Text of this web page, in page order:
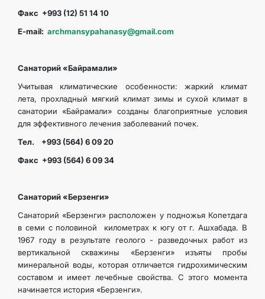
Факс +993 (12) 51 14 10
E-mail: archmansypahanasy@gmail.com
Санаторий «Байрамали»
Учитывая климатические особенности: жаркий климат
лета, прохладный мягкий климат зимы и сухой климат в
санатории «Байрамали» созданы благоприятные условия
для эффективного лечения заболеваний почек.
Тел. +993 (564) 6 09 20
Факс +993 (564) 6 09 34
Санаторий «Берзенги»
Санаторий «Берзенги» расположен у подножья Копетдага
в семи с половиной километрах к югу от г. Ашхабада. В
1967 году в результате геолого - разведочных работ из
вертикальной скважины «Берзенги» изъяты пробы
минеральной воды, которая отличается гидрохимическим
составом и имеет лечебные свойства. С этого момента
начинается история «Берзенги».